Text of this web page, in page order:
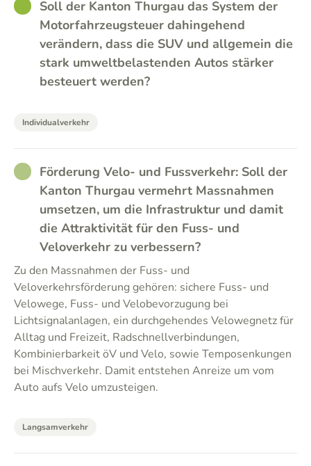
GOODSoll der Kanton Thurgau das System der
Motorfahrzeugsteuer dahingehend
verändern, dass die SUV und allgemein die
stark umweltbelastenden Autos stärker
besteuert werden?
Individualverkehr
RATHER_GOOD
Förderung Velo- und Fussverkehr: Soll der
Kanton Thurgau vermehrt Massnahmen
umsetzen, um die Infrastruktur und damit
die Attraktivität für den Fuss- und
Veloverkehr zu verbessern?
Zu den Massnahmen der Fuss- und
Veloverkehrsförderung gehören: sichere Fuss- und
Velowege, Fuss- und Velobevorzugung bei
Lichtsignalanlagen, ein durchgehendes Velowegnetz für
Alltag und Freizeit, Radschnellverbindungen,
Kombinierbarkeit öV und Velo, sowie Temposenkungen
bei Mischverkehr. Damit entstehen Anreize um vom
Auto aufs Velo umzusteigen.
Langsamverkehr